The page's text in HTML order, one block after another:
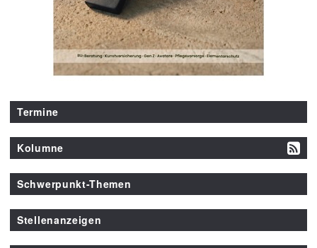
Termine
Kolumne
Schwerpunkt-Themen
Stellenanzeigen